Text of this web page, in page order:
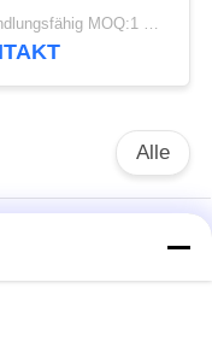
und
Stahlbahn
Verhandlungsfähig MOQ:1 Satz
Alle
Stapel-